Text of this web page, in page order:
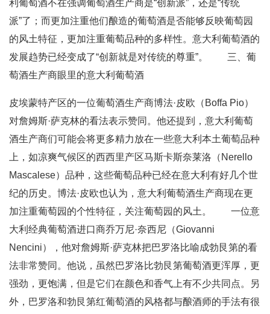
利葡萄酒不在强调葡萄酒生产商是“创新派”，还是“传统
派”了；而更加注重他们酿造的葡萄酒是否能够反映葡萄园
的风土特征，更加注重葡萄品种的多样性。意大利葡萄酒的
发展趋势已经变成了“创新就是对传统的尊重”。 三、葡
萄酒生产商眼里的意大利葡萄酒
皮埃蒙特产区的一位葡萄酒生产商博法·皮欧（Boffa Pio）
对詹姆斯·萨克林的看法表示赞同。他还提到，意大利葡萄
酒生产商们可能会将更多精力放在一些意大利本土葡萄品种
上，如凉爽气候区的西西里产区马斯卡斯奈莱洛（Nerello
Mascalese）品种，这些葡萄品种已经在意大利有好几个世
纪的历史。博法·皮欧也认为，意大利葡萄酒生产商现在更
加注重葡萄园的个性特征，关注葡萄园的风土。 一位意
大利经典葡萄酒进口商乔万尼·奈西尼（Giovanni
Nencini），他对詹姆斯·萨克林把巴罗洛比喻成勃艮第的看
法非常赞同。他说，虽然巴罗洛比勃艮第葡萄酒更浑厚，更
强劲，更饱满，但是它们在颜色和香气上有不少共同点。另
外，巴罗洛和勃艮第红葡萄酒的风格都与酿酒师的手法有很